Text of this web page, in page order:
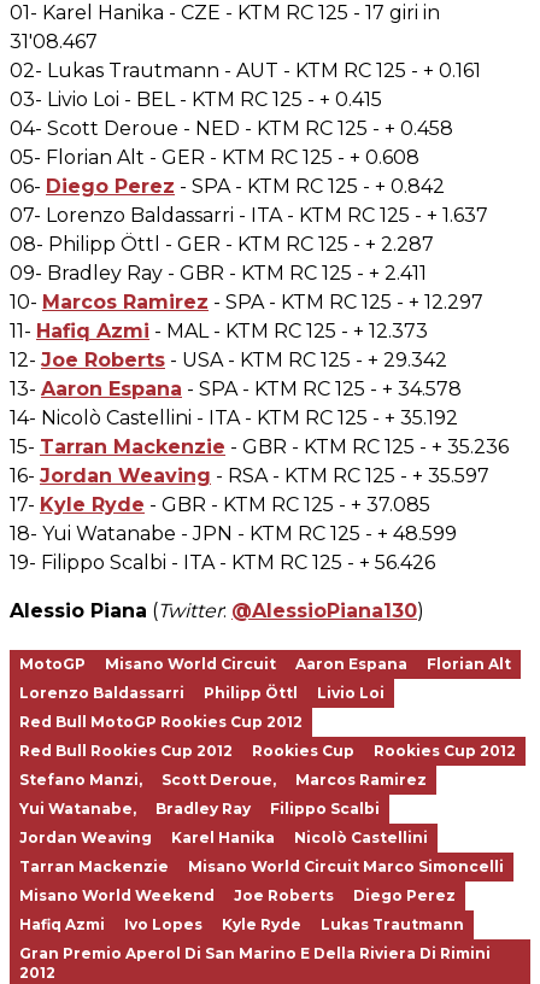
01- Karel Hanika - CZE - KTM RC 125 - 17 giri in
31'08.467
02- Lukas Trautmann - AUT - KTM RC 125 - + 0.161
03- Livio Loi - BEL - KTM RC 125 - + 0.415
04- Scott Deroue - NED - KTM RC 125 - + 0.458
05- Florian Alt - GER - KTM RC 125 - + 0.608
06- Diego Perez - SPA - KTM RC 125 - + 0.842
07- Lorenzo Baldassarri - ITA - KTM RC 125 - + 1.637
08- Philipp Öttl - GER - KTM RC 125 - + 2.287
09- Bradley Ray - GBR - KTM RC 125 - + 2.411
10- Marcos Ramirez - SPA - KTM RC 125 - + 12.297
11- Hafiq Azmi - MAL - KTM RC 125 - + 12.373
12- Joe Roberts - USA - KTM RC 125 - + 29.342
13- Aaron Espana - SPA - KTM RC 125 - + 34.578
14- Nicolò Castellini - ITA - KTM RC 125 - + 35.192
15- Tarran Mackenzie - GBR - KTM RC 125 - + 35.236
16- Jordan Weaving - RSA - KTM RC 125 - + 35.597
17- Kyle Ryde - GBR - KTM RC 125 - + 37.085
18- Yui Watanabe - JPN - KTM RC 125 - + 48.599
19- Filippo Scalbi - ITA - KTM RC 125 - + 56.426
Alessio Piana (Twitter: @AlessioPiana130)
MotoGP Misano World Circuit Aaron Espana
Florian Alt
Lorenzo Baldassarri
Philipp Öttl
Livio Loi
Red Bull MotoGP Rookies Cup 2012
Red Bull Rookies Cup 2012
Rookies Cup
Rookies Cup 2012
Stefano Manzi,
Scott Deroue,
Marcos Ramirez
Yui Watanabe,
Bradley Ray
Filippo Scalbi
Jordan Weaving
Karel Hanika
Nicolò Castellini
Tarran Mackenzie
Misano World Circuit Marco Simoncelli
Misano World Weekend
Joe Roberts
Diego Perez
Hafiq Azmi
Ivo Lopes Kyle Ryde
Lukas Trautmann
Gran Premio Aperol Di San Marino E Della Riviera Di Rimini
2012